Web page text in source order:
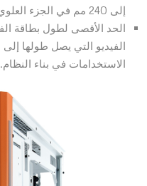
إلى 240 مم في الجزء العلوي
الاستخدامات في بناء النظام.